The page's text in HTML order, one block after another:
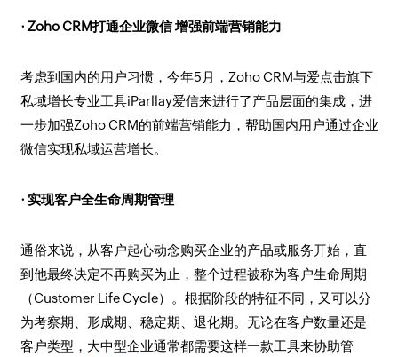
· Zoho CRM打通企业微信 增强前端营销能力
考虑到国内的用户习惯，今年5月，Zoho CRM与爱点击旗下
私域增长专业工具iParllay爱信来进行了产品层面的集成，进
一步加强Zoho CRM的前端营销能力，帮助国内用户通过企业
微信实现私域运营增长。
· 实现客户全生命周期管理
通俗来说，从客户起心动念购买企业的产品或服务开始，直
到他最终决定不再购买为止，整个过程被称为客户生命周期
（Customer Life Cycle）。根据阶段的特征不同，又可以分
为考察期、形成期、稳定期、退化期。无论在客户数量还是
客户类型，大中型企业通常都需要这样一款工具来协助管